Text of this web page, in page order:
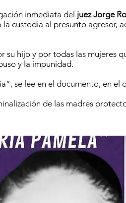
inmediata del juez Jorge
custodia al presunto agresor,
su hijo y por todas las mujeres
y la impunidad.
se lee en el documento, en el
de las madres